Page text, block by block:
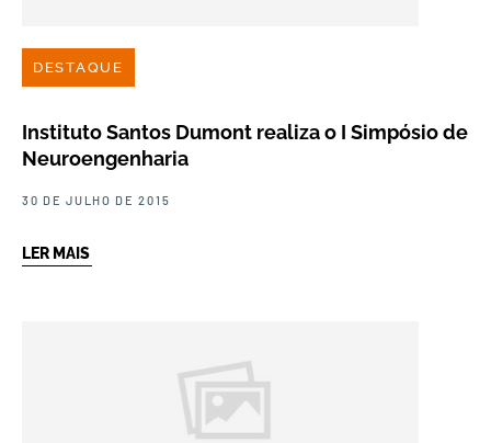
DESTAQUE
Instituto Santos Dumont realiza o I Simpósio de
Neuroengenharia
30 DE JULHO DE 2015
LER MAIS